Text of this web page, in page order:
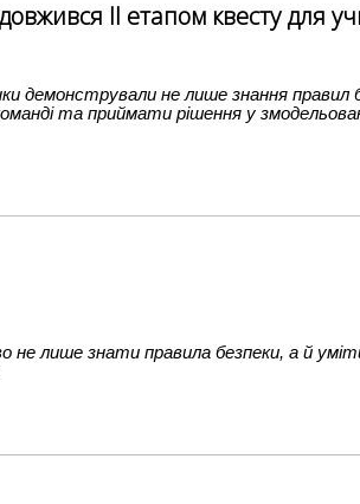
ІІ етапом квесту для
демонстрували не лише знання правил
та приймати рішення у
не лише знати правила безпеки, а й